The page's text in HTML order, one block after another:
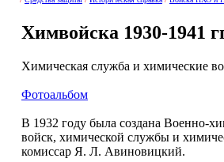
Химвойска 1930-1941
Химическая служба и химические
Фотоальбом
В 1932 году была создана Военно-
войск, химической службы и
комиссар Я. Л. Авиновицкий.